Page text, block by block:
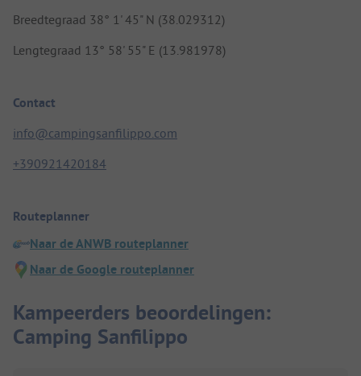
Breedtegraad 38° 1' 45" N (38.029312)
Lengtegraad 13° 58' 55" E (13.981978)
Contact
info@campingsanfilippo.com
+390921420184
Routeplanner
Naar de ANWB routeplanner
Naar de Google routeplanner
Kampeerders beoordelingen:
Camping Sanfilippo